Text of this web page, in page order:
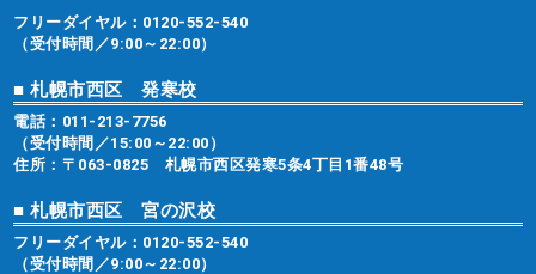
フリーダイヤル： 0120-552-540
（受付時間／9:00～22:00）
■ 札幌市西区 発寒校
電話： 011-213-7756
（受付時間／15:00～22:00）
住所：〒063-0825 札幌市西区発寒5条4丁目1番48号
■ 札幌市西区 宮の沢校
フリーダイヤル： 0120-552-540
（受付時間／9:00～22:00）